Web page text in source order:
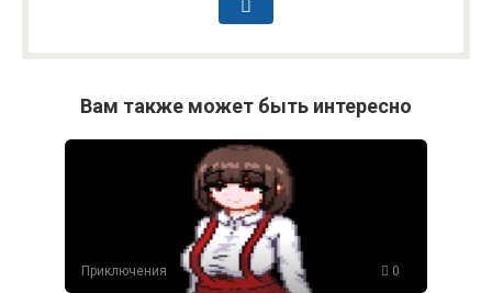
Вам также может быть интересно
Приключения 0